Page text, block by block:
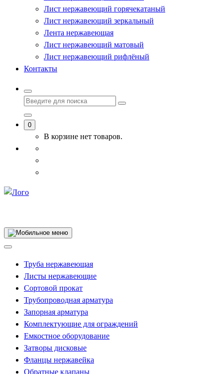
Лист нержавеющий горячекатаный
Лист нержавеющий зеркальный
Лента нержавеющая
Лист нержавеющий матовый
Лист нержавеющий рифлёный
Контакты
0
В корзине нет товаров.
Труба нержавеющая
Листы нержавеющие
Сортовой прокат
Трубопроводная арматура
Запорная арматура
Комплектующие для ограждений
Емкостное оборудование
Затворы дисковые
Фланцы нержавейка
Обратные клапаны